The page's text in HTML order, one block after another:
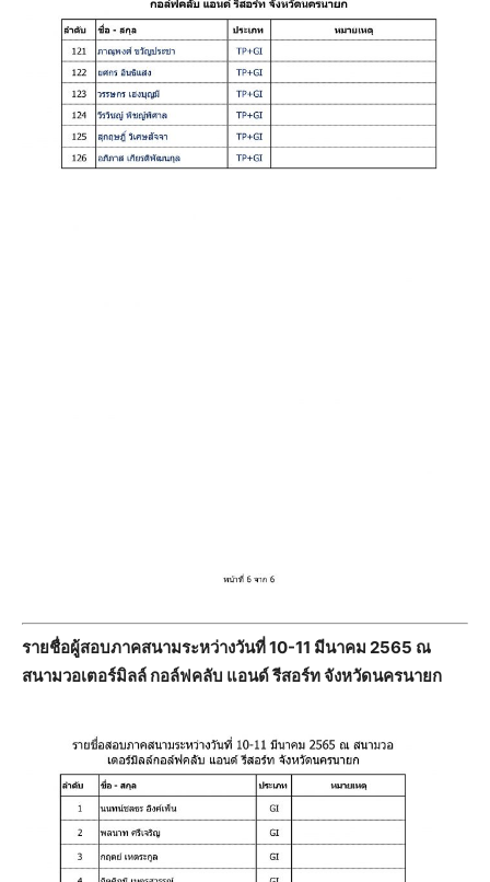
รายชื่อผู้สอบภาคสนามระหว่างวันที่ 10-11 มีนาคม 2565 ณ
สนามวอเตอร์มิลล์ กอล์ฟคลับ แอนด์ รีสอร์ท จังหวัดนครนายก